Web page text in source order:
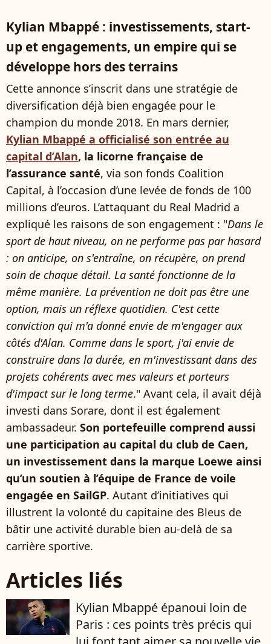
Kylian Mbappé : investissements, start-
up et engagements, un empire qui se
développe hors des terrains
Cette annonce s’inscrit dans une stratégie de
diversification déjà bien engagée pour le
champion du monde 2018. En mars dernier,
Kylian Mbappé a officialisé son entrée au
capital d’Alan, la licorne française de
l’assurance santé, via son fonds Coalition
Capital, à l’occasion d’une levée de fonds de 100
millions d’euros. L’attaquant du Real Madrid a
expliqué les raisons de son engagement : "Dans le
sport de haut niveau, on ne performe pas par hasard
: on anticipe, on s'entraîne, on récupère, on prend
soin de chaque détail. La santé fonctionne de la
même manière. La prévention ne doit pas être une
option, mais un réflexe quotidien. C'est cette
conviction qui m'a donné envie de m'engager aux
côtés d'Alan. Comme dans le sport, j'ai envie de
construire dans la durée, en m'investissant dans des
projets cohérents avec mes valeurs et porteurs
d'impact sur le long terme." Avant cela, il avait déjà
investi dans Sorare, dont il est également
ambassadeur. Son portefeuille comprend aussi
une participation au capital du club de Caen,
un investissement dans la marque Loewe ainsi
qu’un soutien à l’équipe de France de voile
engagée en SailGP. Autant d’initiatives qui
illustrent la volonté du capitaine des Bleus de
bâtir une activité durable bien au-delà de sa
carrière sportive.
Articles liés
Kylian Mbappé épanoui loin de
Paris : ces points très précis qui